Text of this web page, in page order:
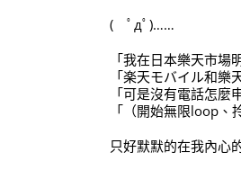
( ﾟдﾟ)……
「我在日本樂天市場
「楽天モバイル和樂
「可是沒有電話怎麼
「（開始無限loop、
只好默默的在我內心